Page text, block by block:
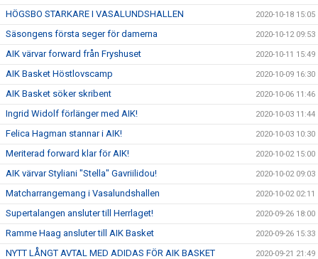
HÖGSBO STARKARE I VASALUNDSHALLEN 2020-10-18 15:05
Säsongens första seger för damerna 2020-10-12 09:53
AIK värvar forward från Fryshuset 2020-10-11 15:49
AIK Basket Höstlovscamp 2020-10-09 16:30
AIK Basket söker skribent 2020-10-06 11:46
Ingrid Widolf förlänger med AIK! 2020-10-03 11:44
Felica Hagman stannar i AIK! 2020-10-03 10:30
Meriterad forward klar för AIK! 2020-10-02 15:00
AIK värvar Styliani "Stella" Gavriilidou! 2020-10-02 09:03
Matcharrangemang i Vasalundshallen 2020-10-02 02:11
Supertalangen ansluter till Herrlaget! 2020-09-26 18:00
Ramme Haag ansluter till AIK Basket 2020-09-26 15:33
NYTT LÅNGT AVTAL MED ADIDAS FÖR AIK BASKET 2020-09-21 21:49